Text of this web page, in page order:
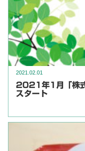
2021.02.01
2021年1月「株式
スタート